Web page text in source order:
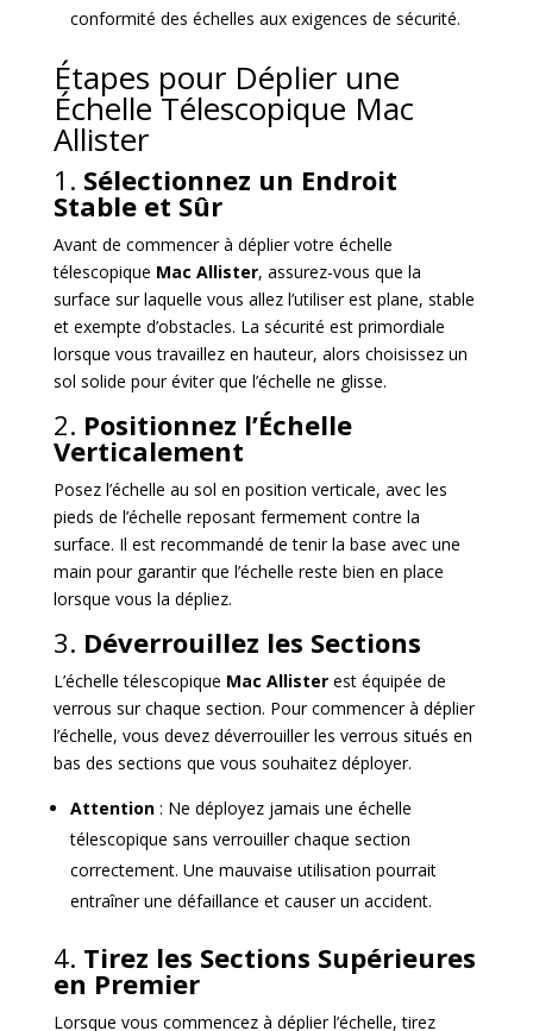
conformité des échelles aux exigences de sécurité.
Étapes pour Déplier une
Échelle Télescopique Mac
Allister
1. Sélectionnez un Endroit
Stable et Sûr
Avant de commencer à déplier votre échelle
télescopique Mac Allister, assurez-vous que la
surface sur laquelle vous allez l’utiliser est plane, stable
et exempte d’obstacles. La sécurité est primordiale
lorsque vous travaillez en hauteur, alors choisissez un
sol solide pour éviter que l’échelle ne glisse.
2. Positionnez l’Échelle
Verticalement
Posez l’échelle au sol en position verticale, avec les
pieds de l’échelle reposant fermement contre la
surface. Il est recommandé de tenir la base avec une
main pour garantir que l’échelle reste bien en place
lorsque vous la dépliez.
3. Déverrouillez les Sections
L’échelle télescopique Mac Allisterest équipée de
verrous sur chaque section. Pour commencer à déplier
l’échelle, vous devez déverrouiller les verrous situés en
bas des sections que vous souhaitez déployer.
Attention: Ne déployez jamais une échelle
télescopique sans verrouiller chaque section
correctement. Une mauvaise utilisation pourrait
entraîner une défaillance et causer un accident.
4. Tirez les Sections Supérieures
en Premier
Lorsque vous commencez à déplier l’échelle, tirez